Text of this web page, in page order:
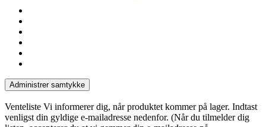
Administrer samtykke
Venteliste Vi informerer dig, når produktet kommer på lager. Indtast
venligst din gyldige e-mailadresse nedenfor. (Når du tilmelder dig